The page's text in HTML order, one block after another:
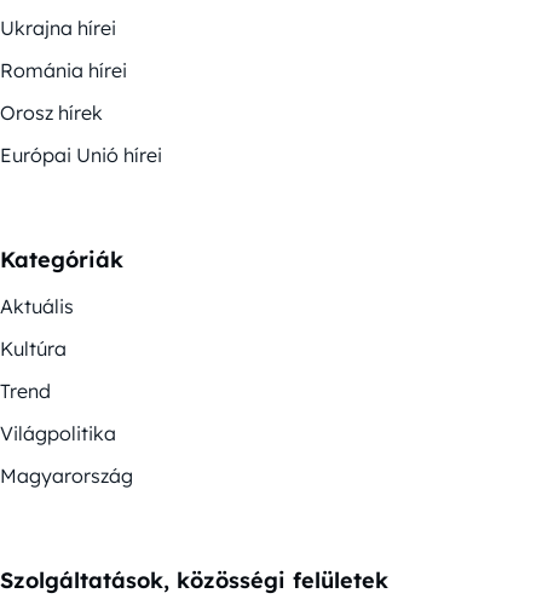
Ukrajna hírei
Románia hírei
Orosz hírek
Európai Unió hírei
Kategóriák
Aktuális
Kultúra
Trend
Világpolitika
Magyarország
Szolgáltatások, közösségi felületek